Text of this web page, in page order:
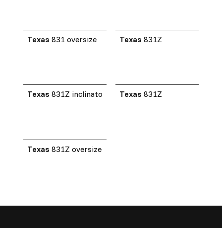
Texas 831 oversize Texas 831Z
Texas 831Z inclinato Texas 831Z
Texas 831Z oversize